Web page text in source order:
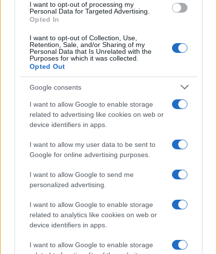
I want to opt-out of processing my
Personal Data for Targeted Advertising.
Opted In
I want to opt-out of Collection, Use,
Retention, Sale, and/or Sharing of my
Personal Data that Is Unrelated with the
Purposes for which it was collected.
Opted Out
Google consents
I want to allow Google to enable storage
related to advertising like cookies on web or
device identifiers in apps.
I want to allow my user data to be sent to
Google for online advertising purposes.
I want to allow Google to send me
personalized advertising.
I want to allow Google to enable storage
related to analytics like cookies on web or
device identifiers in apps.
I want to allow Google to enable storage